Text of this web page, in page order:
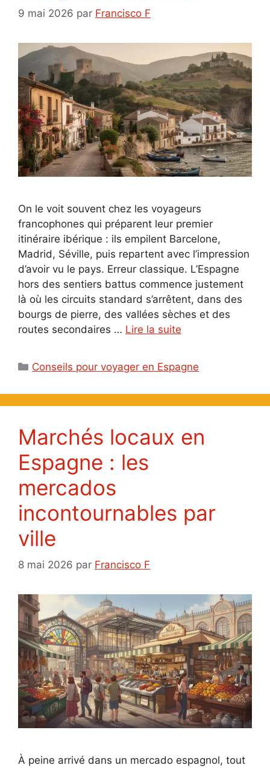
9 mai 2026 par Francisco F
On le voit souvent chez les voyageurs
francophones qui préparent leur premier
itinéraire ibérique : ils empilent Barcelone,
Madrid, Séville, puis repartent avec l’impression
d’avoir vu le pays. Erreur classique. L’Espagne
hors des sentiers battus commence justement
là où les circuits standard s’arrêtent, dans des
bourgs de pierre, des vallées sèches et des
routes secondaires … Lire la suite
Catégories
Conseils pour voyager en Espagne
Marchés locaux en
Espagne : les
mercados
incontournables par
ville
8 mai 2026 par Francisco F
À peine arrivé dans un mercado espagnol, tout